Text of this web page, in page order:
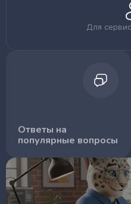
Для
Ответы на
популярные вопросы